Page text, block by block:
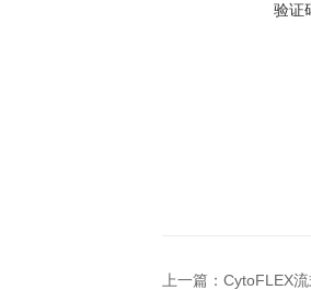
验证
上一篇： CytoFLEX